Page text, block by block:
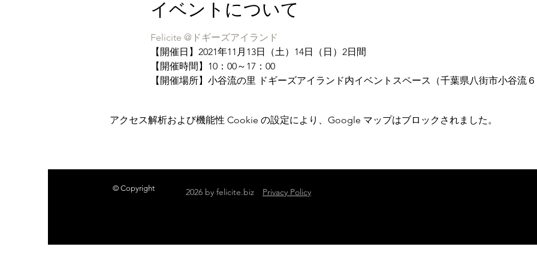
イベントについて
Felicite @ドギーズアイランド
【開催日】2021年11月13日（土）14日（日）2日間
【開催時間】10：00～17：00
【開催場所】小谷流の里 ドギーズアイランド内イベントスペース（千葉県八街市小谷流
アクセス解析および機能性 Cookie の設定により、Google マップはブロックされました。
© Copyright 2026 by felicite.biz Privacy Policy